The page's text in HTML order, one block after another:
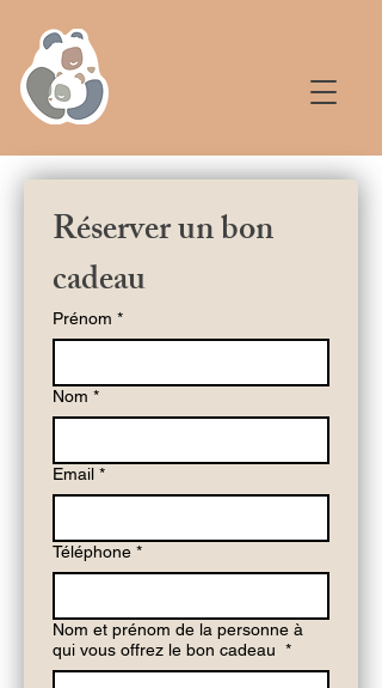
Réserver un bon
cadeau
Prénom *
Nom *
Email *
Téléphone *
Nom et prénom de la personne à
qui vous offrez le bon cadeau *